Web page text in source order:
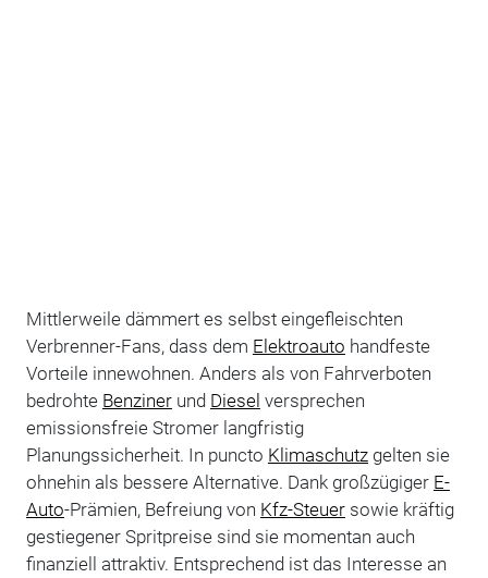
Mittlerweile dämmert es selbst eingefleischten
Verbrenner-Fans, dass dem Elektroauto handfeste
Vorteile innewohnen. Anders als von Fahrverboten
bedrohte Benzinerund Diesel versprechen
emissionsfreie Stromer langfristig
Planungssicherheit. In puncto Klimaschutzgelten sie
ohnehin als bessere Alternative. Dank großzügiger E-
Auto-Prämien, Befreiung von Kfz-Steuersowie kräftig
gestiegener Spritpreise sind sie momentan auch
finanziell attraktiv. Entsprechend ist das Interesse an